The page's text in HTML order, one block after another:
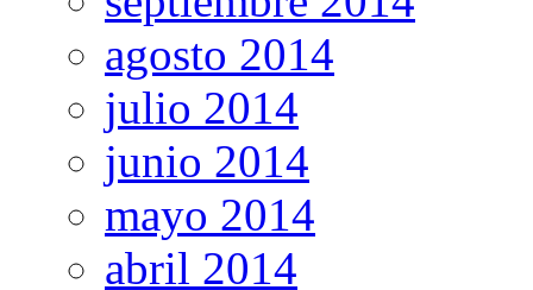
agosto 2014
julio 2014
junio 2014
mayo 2014
abril 2014